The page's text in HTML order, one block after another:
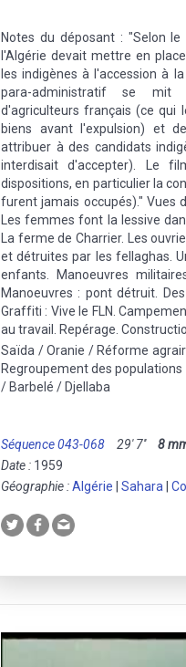
Notes du déposant : "Selon
l'Algérie devait mettre en
les indigènes à l'accession à
para-administratif se mit
d'agriculteurs français (ce qui
biens avant l'expulsion) et
attribuer à des candidats
interdisait d'accepter). Le
dispositions, en particulier la
furent jamais occupés)." Vues
Les femmes font la lessive
La ferme de Charrier. Les
et détruites par les fellaghas.
enfants. Manoeuvres
Manoeuvres : pont détruit.
Graffiti : Vive le FLN.
au travail. Repérage.
Saïda / Oranie / Réforme
Regroupement des
/ Barbelé / Djellaba
Séquence 043-068 29' 7'' 8
Date : 1959
Géographie :Algérie Sahara